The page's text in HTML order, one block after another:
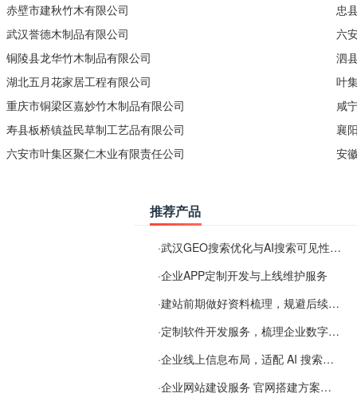
赤壁市建秋竹木有限公司
武汉誉德木制品有限公司
铜陵县龙华竹木制品有限公司
湖北五月花家居工程有限公司
重庆市铜梁区嘉妙竹木制品有限公司
寿县板桥镇益民草制工艺品有限公司
六安市叶集区聚仁木业有限责任公司
忠
六
泗
叶
咸
襄
安
推荐产品
·武汉GEO搜索优化与AI搜索可见性服务
·企业APP定制开发与上线维护服务
·建站前期做好资料梳理，规避后续各类使用难题
·定制软件开发服务，梳理企业数字化落地常见难点
·企业线上信息布局，适配 AI 搜索需要留意这些要点
·企业网站建设服务 官网搭建方案经验分享